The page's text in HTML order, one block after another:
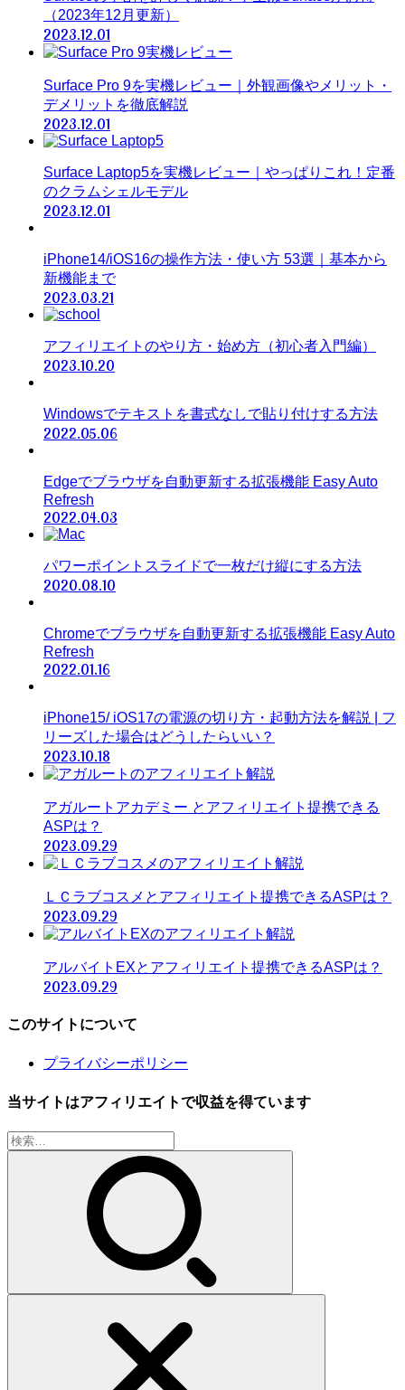
（2023年12月更新）
2023.12.01
Surface Pro 9を実機レビュー｜外観画像やメリット・
デメリットを徹底解説
2023.12.01
Surface Laptop5を実機レビュー｜やっぱりこれ！定番
のクラムシェルモデル
2023.12.01
iPhone14/iOS16の操作方法・使い方 53選｜基本から
新機能まで
2023.03.21
アフィリエイトのやり方・始め方（初心者入門編）
2023.10.20
Windowsでテキストを書式なしで貼り付けする方法
2022.05.06
Edgeでブラウザを自動更新する拡張機能 Easy Auto
Refresh
2022.04.03
パワーポイントスライドで一枚だけ縦にする方法
2020.08.10
Chromeでブラウザを自動更新する拡張機能 Easy Auto
Refresh
2022.01.16
iPhone15/ iOS17の電源の切り方・起動方法を解説 | フ
リーズした場合はどうしたらいい？
2023.10.18
アガルートアカデミー とアフィリエイト提携できる
ASPは？
2023.09.29
ＬＣラブコスメとアフィリエイト提携できるASPは？
2023.09.29
アルバイトEXとアフィリエイト提携できるASPは？
2023.09.29
このサイトについて
プライバシーポリシー
当サイトはアフィリエイトで収益を得ています
検
索: